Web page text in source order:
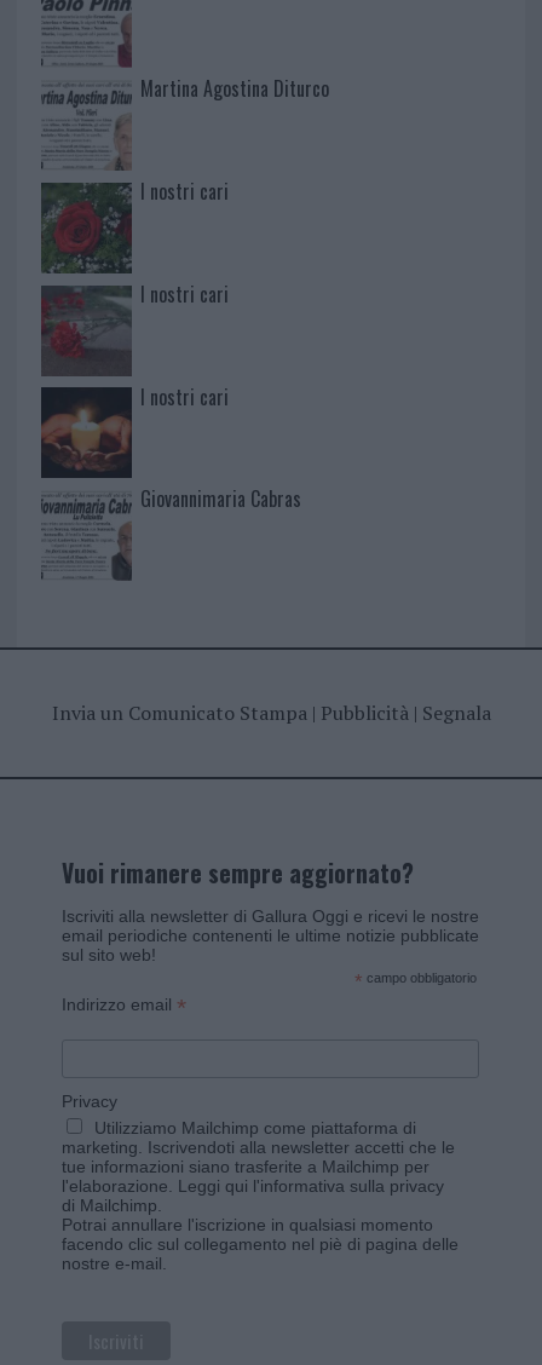
Martina Agostina Diturco
I nostri cari
I nostri cari
I nostri cari
Giovannimaria Cabras
Invia un Comunicato Stampa| Pubblicità| Segnala
Vuoi rimanere sempre aggiornato?
Iscriviti alla newsletter di Gallura Oggi e ricevi le nostre
email periodiche contenenti le ultime notizie pubblicate
sul sito web!
* campo obbligatorio
Indirizzo email *
Privacy
Utilizziamo Mailchimp come piattaforma di
marketing. Iscrivendoti alla newsletter accetti che le
tue informazioni siano trasferite a Mailchimp per
l'elaborazione. Leggi qui l'informativa sulla privacy
di Mailchimp
Potrai annullare l'iscrizione in qualsiasi momento
facendo clic sul collegamento nel piè di pagina delle
nostre e-mail.